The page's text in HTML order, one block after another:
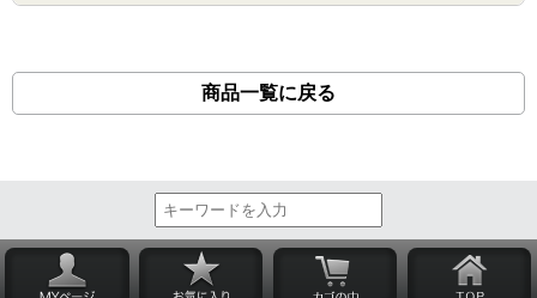
商品一覧に戻る